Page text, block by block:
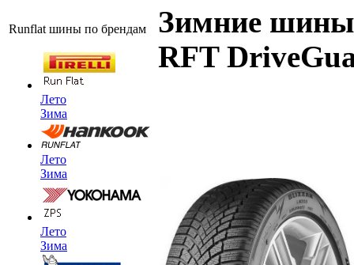
Runflat шины по брендам
Лето
Зима
Лето
Зима
Лето
Зима
Зимние шины
RFT